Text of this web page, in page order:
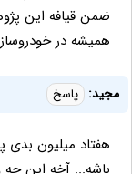
ضمن قیافه این
همیشه در
مجید: پاسخ
هفتاد میلیون
باشه... آخه این